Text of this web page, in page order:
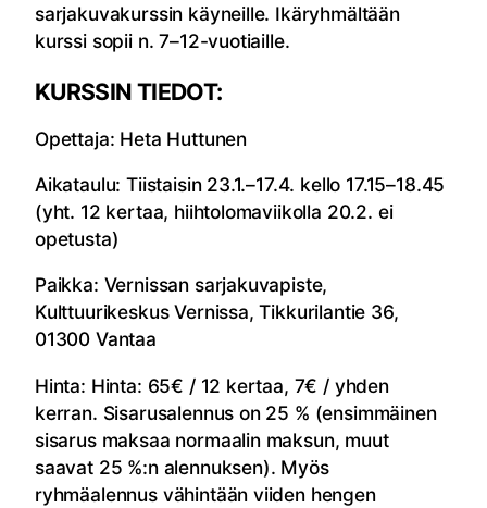
sarjakuvakurssin käyneille. Ikäryhmältään
kurssi sopii n. 7–12-vuotiaille.
KURSSIN TIEDOT:
Opettaja: Heta Huttunen
Aikataulu: Tiistaisin 23.1.–17.4. kello 17.15–18.45
(yht. 12 kertaa, hiihtolomaviikolla 20.2. ei
opetusta)
Paikka: Vernissan sarjakuvapiste,
Kulttuurikeskus Vernissa, Tikkurilantie 36,
01300 Vantaa
Hinta: Hinta: 65€ / 12 kertaa, 7€ / yhden
kerran. Sisarusalennus on 25 % (ensimmäinen
sisarus maksaa normaalin maksun, muut
saavat 25 %:n alennuksen). Myös
ryhmäalennus vähintään viiden hengen